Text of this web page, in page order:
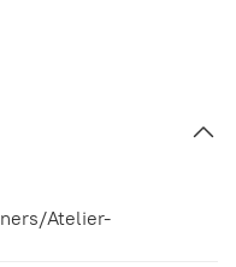
Atelier-